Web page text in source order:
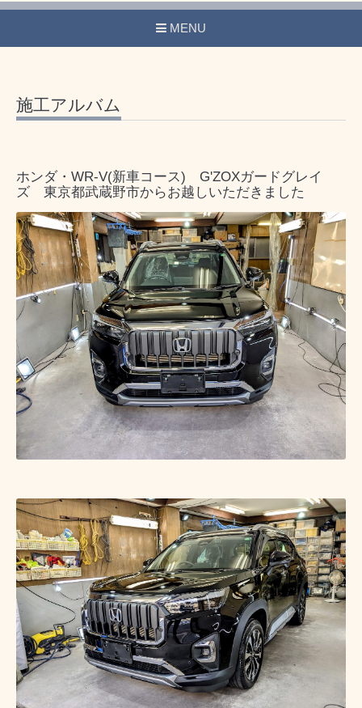
MENU
施工アルバム
ホンダ・WR-V(新車コース) G'ZOXガードグレイ
ズ 東京都武蔵野市からお越しいただきました